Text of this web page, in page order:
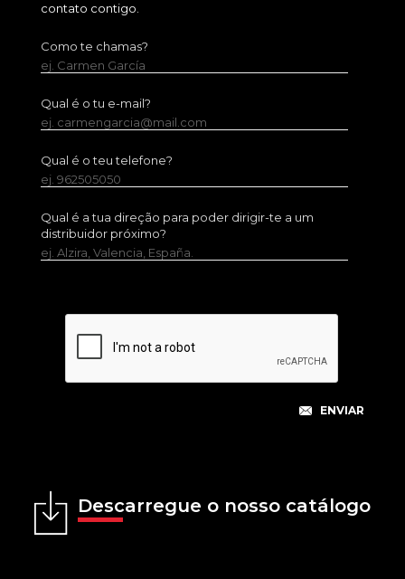
contato contigo.
Como te chamas?
ej. Carmen García
Qual é o tu e-mail?
ej. carmengarcia@mail.com
Qual é o teu telefone?
ej. 962505050
Qual é a tua direção para poder dirigir-te a um
distribuidor próximo?
ej. Alzira, Valencia, España.
Descarregue o nosso catálogo